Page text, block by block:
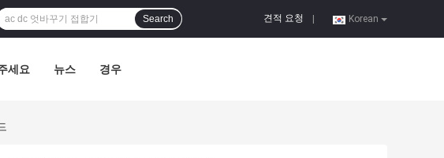
Korean
견적 요청
Search
세요 뉴스 경우